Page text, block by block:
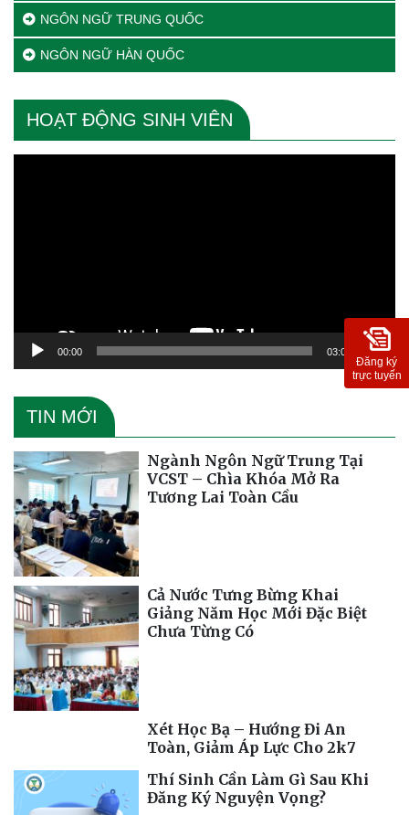
NGÔN NGỮ TRUNG QUỐC
NGÔN NGỮ HÀN QUỐC
HOẠT ĐỘNG SINH VIÊN
00:00 03:09
TIN MỚI
Ngành Ngôn Ngữ Trung Tại
VCST – Chìa Khóa Mở Ra
Tương Lai Toàn Cầu
Cả Nước Tưng Bừng Khai
Giảng Năm Học Mới Đặc Biệt
Chưa Từng Có
Xét Học Bạ – Hướng Đi An
Toàn, Giảm Áp Lực Cho 2k7
Thí Sinh Cần Làm Gì Sau Khi
Đăng Ký Nguyện Vọng?
Đăng ký
trực tuyến